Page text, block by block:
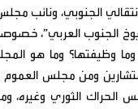
الجنوبي، ونائب
العربي”، خصوصاً
وظيفتها؟ وما هو
ومن مجلس
الحراك الثوري